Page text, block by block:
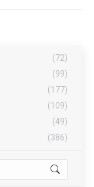
(72)
(99)
(177)
(109)
(49)
(386)